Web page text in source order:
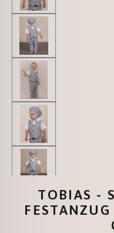
TOBIAS -